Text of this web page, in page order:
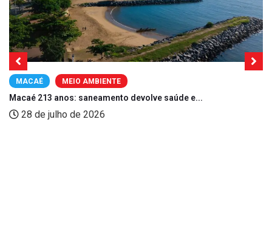
MACAÉ MEIO AMBIENTE
Macaé 213 anos: saneamento devolve saúde e...
28 de julho de 2026